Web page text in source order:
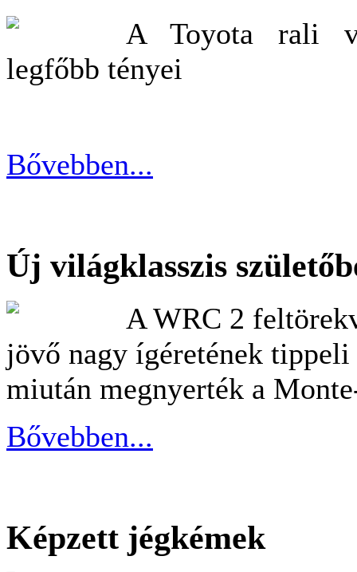
A Toyota rali
legfőbb tényei
Bővebben...
Új világklasszis
A WRC 2
jövő nagy ígéretének
miután megnyerték a
Bővebben...
Képzett jégkémek